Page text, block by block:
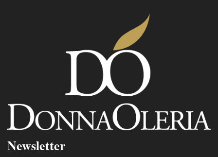
Newsletter